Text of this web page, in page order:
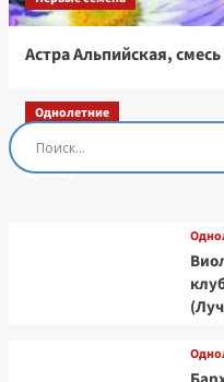
Астра Альпийская,
Однолетние
Остеоспермум Пэшн
цена)